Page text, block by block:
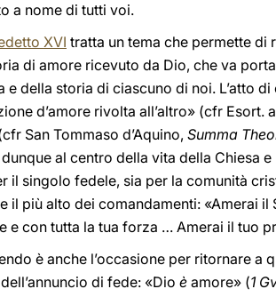
a nome di tutti voi.
XVI tratta un tema che permette di
di amore ricevuto da Dio, che va
della storia di ciascuno di noi. L’atto
d’amore rivolta all’altro» (cfr Esort.
San Tommaso d’Aquino, Summa
al centro della vita della Chiesa
il singolo fedele, sia per la comunità
il più alto dei comandamenti: «Amerai
e con tutta la tua forza … Amerai il tuo
è anche l’occasione per ritornare
di fede: «Dio è amore» (1